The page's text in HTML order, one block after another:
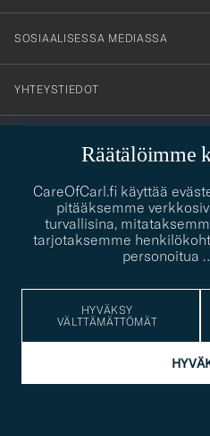
Räätälöimme
CareOfCarl.fi käyttää
pitääksemme
turvallisina,
tarjotaksemme
personoitua
HYVÄKSY
VÄLTTÄMÄTTÖMÄT
SOSIAALISESSA MEDIASSA
YHTEYSTIEDOT
PUKEUTUMISNEUVONTA
Kaipaatko apua oman tyylisi
mielellämme!
PUKEUTUMISNEUVONTA
© Care of Carl 2026